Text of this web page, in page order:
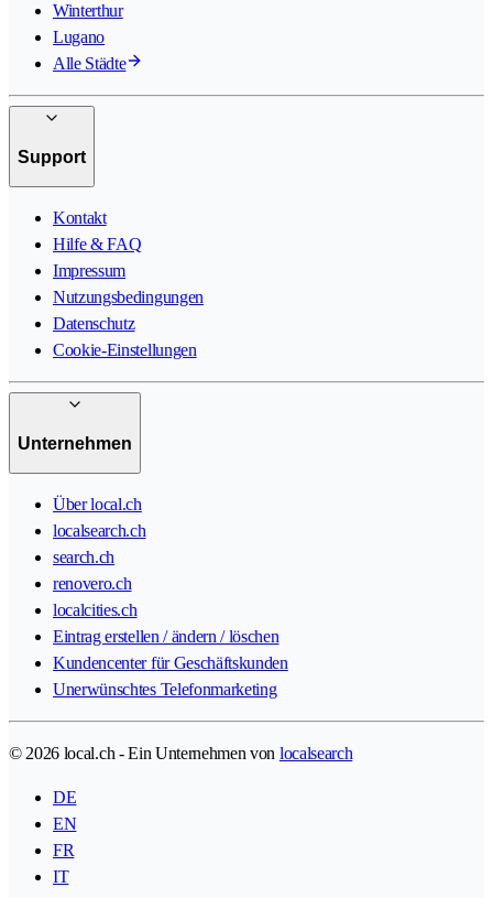
Winterthur
Lugano
Alle Städte
Support
Kontakt
Hilfe & FAQ
Impressum
Nutzungsbedingungen
Datenschutz
Cookie-Einstellungen
Unternehmen
Über local.ch
localsearch.ch
search.ch
renovero.ch
localcities.ch
Eintrag erstellen / ändern / löschen
Kundencenter für Geschäftskunden
Unerwünschtes Telefonmarketing
© 2026 local.ch - Ein Unternehmen von localsearch
DE
EN
FR
IT